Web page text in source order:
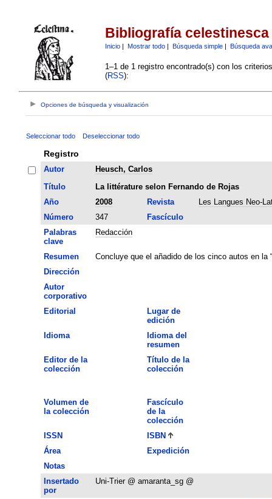
Bibliografía celestinesca
Inicio| Mostrar todo| Búsqueda simple| Búsqueda
1–1 de 1 registro encontrado(s) con los
(RSS):
Opciones de búsqueda y visualización
Seleccionar todo Deseleccionar todo
Registro
Autor
Heusch, Carlos
Título
La littérature selon Fernando de Rojas
Año
2008 Revista
Les Langues Neo-
Número
347
Fascículo
Palabras
clave
Redacción
Resumen
Concluye que el añadido de los cinco autos en la
Dirección
Autor
corporativo
Editorial
Lugar de
edición
Idioma
Idioma del
resumen
Editor de la
colección
Título de la
colección
Volumen de
la colección
Fascículo
de la
colección
ISSN
ISBN
Área
Expedición
Notas
Insertado
por
Uni-Trier @ amaranta_sg @